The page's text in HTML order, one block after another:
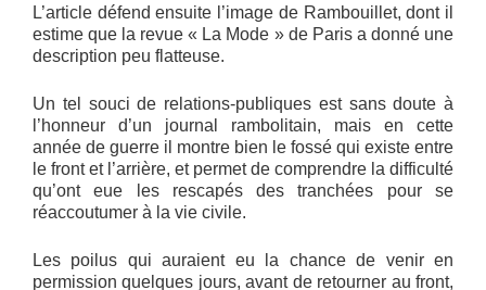
L’article défend ensuite l’image de Rambouillet, dont il
estime que la revue « La Mode » de Paris a donné une
description peu flatteuse.
Un tel souci de relations-publiques est sans doute à
l’honneur d’un journal rambolitain, mais en cette
année de guerre il montre bien le fossé qui existe entre
le front et l’arrière, et permet de comprendre la difficulté
qu’ont eue les rescapés des tranchées pour se
réaccoutumer à la vie civile.
Les poilus qui auraient eu la chance de venir en
permission quelques jours, avant de retourner au front,